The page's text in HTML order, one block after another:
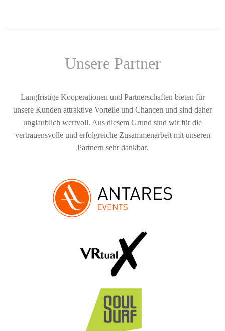
Unsere Partner
Langfristige Kooperationen und Partnerschaften bieten für
unsere Kunden attraktive Vorteile und Chancen und sind daher
unglaublich wertvoll. Aus diesem Grund sind wir für die
vertrauensvolle und erfolgreiche Zusammenarbeit mit unseren
Partnern sehr dankbar.